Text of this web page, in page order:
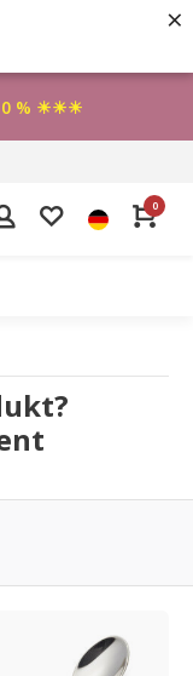
×
0 % ☀☀☀
0